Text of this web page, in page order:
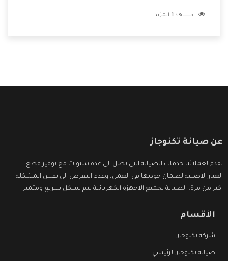
دون اى ازعاج كما أننا نهتم بكل ما يحتاجه المستهلك لكى نحافظ
مشاهدة المزيد
عن صيانة تكنوجاز
نقدم لعملائنا خدمات الصيانة التى تصل الى عدة سنوات مع توفير قطع
الغيار الاصلية لضمان جودتها فى العمل، وعدم التعرض الى نفس المشكلة
اكثر من مرة، الصيانة لجميع الاجهزة الكهربائية تتم بشكل سريع ومتميز.
الأقسام
شركة تكنوجاز
صيانة تكنوجاز الرئيسي